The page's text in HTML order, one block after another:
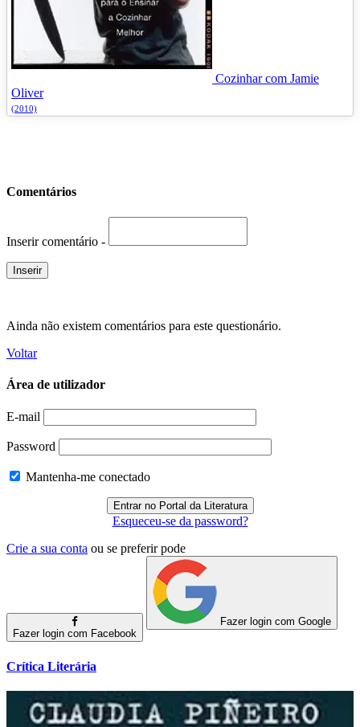
Cozinhar com Jamie
Oliver
(2010)
Comentários
Inserir comentário -
Ainda não existem comentários para este questionário.
Voltar
Área de utilizador
E-mail
Password
Mantenha-me conectado
Esqueceu-se da password?
Crie a sua conta ou se preferir pode
Fazer login com Facebook
Fazer login com Google
Crítica Literária